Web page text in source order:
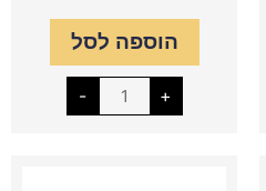
הוספה לסל
- +